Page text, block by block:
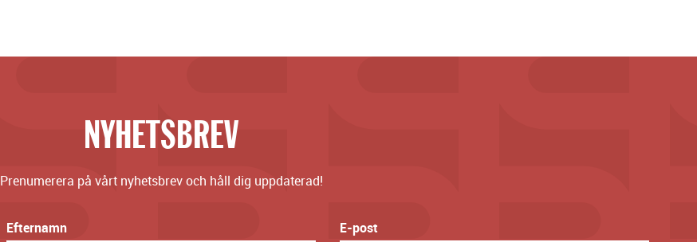
NYHETSBREV
Prenumerera på vårt nyhetsbrev och håll dig uppdaterad!
Efternamn E-post